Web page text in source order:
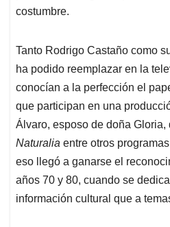
costumbre.
Tanto Rodrigo Castaño como
ha podido reemplazar en la
conocían a la perfección el
que participan en una
Álvaro, esposo de doña Gloria,
Naturalia entre otros
eso llegó a ganarse el
años 70 y 80, cuando se
información cultural que a